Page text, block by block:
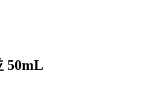
50mL